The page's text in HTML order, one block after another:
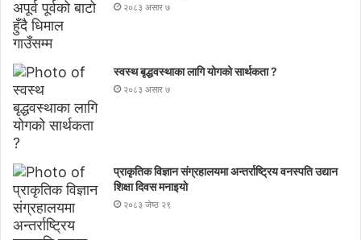
२०८३ असार ७
स्वस्थ बृद्धवस्थाका लागि योगको सार्थकता ?
२०८३ असार ७
प्राकृतिक विज्ञान संग्रहालयमा अन्तर्राष्ट्रिय वनस्पति उद्यान
शिक्षा दिवस मनाइयाे
२०८३ जेष्ठ २९